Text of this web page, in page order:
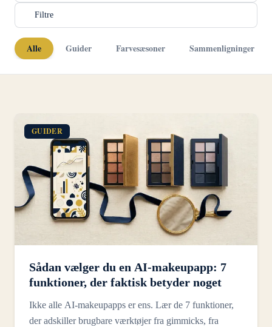
Filtre
Alle Guider Farvesæsoner Sammenligninger
GUIDER
Sådan vælger du en AI-makeupapp: 7
funktioner, der faktisk betyder noget
Ikke alle AI-makeupapps er ens. Lær de 7 funktioner,
der adskiller brugbare værktøjer fra gimmicks, fra